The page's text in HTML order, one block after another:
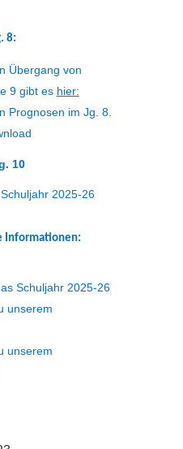
8:
Übergang von
9 gibt es hier:
Prognosen im Jg. 8.
10
2025-26
Informationen:
Schuljahr 2025-26
unserem
unserem